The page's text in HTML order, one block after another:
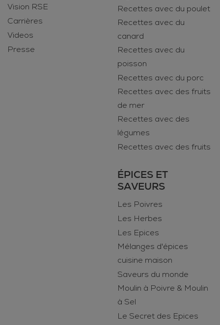
Vision RSE
Carrières
Videos
Presse
Recettes avec du poulet
Recettes avec du
canard
Recettes avec du
poisson
Recettes avec du porc
Recettes avec des fruits
de mer
Recettes avec des
légumes
Recettes avec des fruits
ÉPICES ET
SAVEURS
Les Poivres
Les Herbes
Les Epices
Mélanges d'épices
cuisine maison
Saveurs du monde
Moulin à Poivre & Moulin
à Sel
Le Secret des Epices